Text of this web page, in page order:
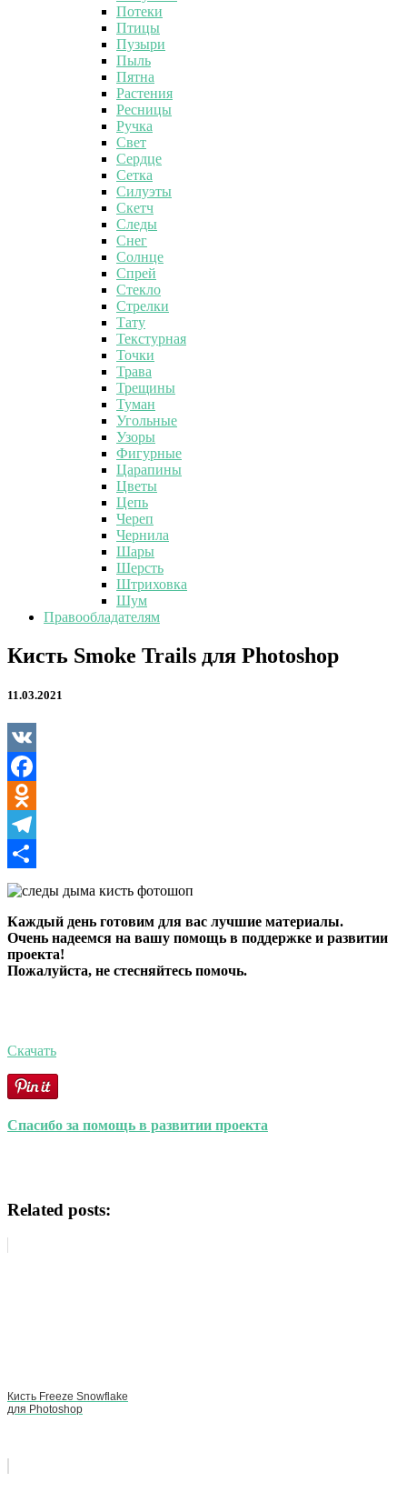
Потеки
Птицы
Пузыри
Пыль
Пятна
Растения
Ресницы
Ручка
Свет
Сердце
Сетка
Силуэты
Скетч
Следы
Снег
Солнце
Спрей
Стекло
Стрелки
Тату
Текстурная
Точки
Трава
Трещины
Туман
Угольные
Узоры
Фигурные
Царапины
Цветы
Цепь
Череп
Чернила
Шары
Шерсть
Штриховка
Шум
Правообладателям
Кисть
Smoke
для
Кисть Smoke Trails для Photoshop
11.03.2021
VK
Facebook
Odnoklassniki
Telegram
Отправить
Каждый день готовим для вас лучшие материалы.
Очень надеемся на вашу помощь в поддержке и развитии
проекта!
Пожалуйста, не стесняйтесь помочь.
Скачать
Спасибо за помощь в развитии проекта
Related posts:
Кисть Freeze Snowflake
для Photoshop